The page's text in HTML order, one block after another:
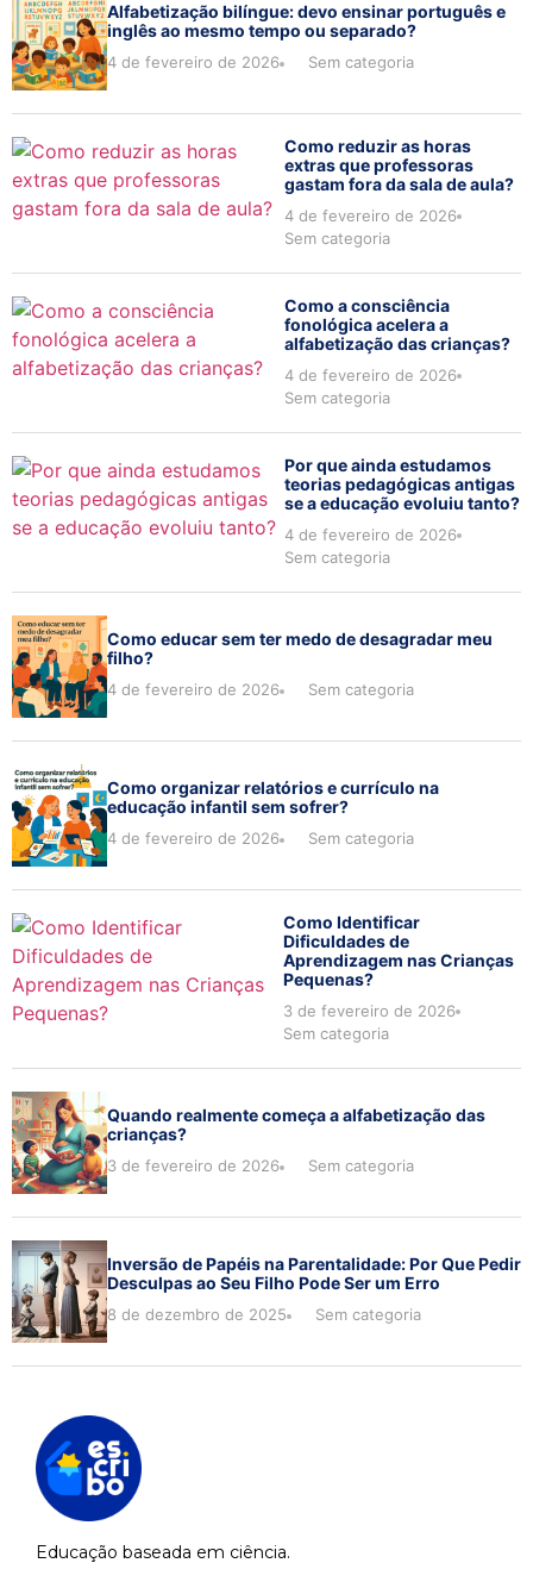
Alfabetização bilíngue: devo ensinar português e
inglês ao mesmo tempo ou separado?
4 de fevereiro de 2026 Sem categoria
Como reduzir as horas
extras que professoras
gastam fora da sala de aula?
4 de fevereiro de 2026
Sem categoria
Como a consciência
fonológica acelera a
alfabetização das crianças?
4 de fevereiro de 2026
Sem categoria
Por que ainda estudamos
teorias pedagógicas antigas
se a educação evoluiu tanto?
4 de fevereiro de 2026
Sem categoria
Como educar sem ter medo de desagradar meu
filho?
4 de fevereiro de 2026 Sem categoria
Como organizar relatórios e currículo na
educação infantil sem sofrer?
4 de fevereiro de 2026 Sem categoria
Como Identificar
Dificuldades de
Aprendizagem nas Crianças
Pequenas?
3 de fevereiro de 2026
Sem categoria
Quando realmente começa a alfabetização das
crianças?
3 de fevereiro de 2026 Sem categoria
Inversão de Papéis na Parentalidade: Por Que Pedir
Desculpas ao Seu Filho Pode Ser um Erro
8 de dezembro de 2025 Sem categoria
Educação baseada em ciência.